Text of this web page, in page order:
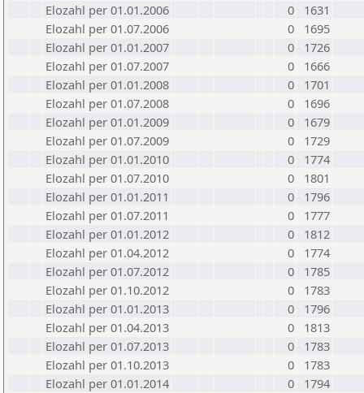
Elozahl per 01.01.2006
0
1631
Elozahl per 01.07.2006
0
1695
Elozahl per 01.01.2007
0
1726
Elozahl per 01.07.2007
0
1666
Elozahl per 01.01.2008
0
1701
Elozahl per 01.07.2008
0
1696
Elozahl per 01.01.2009
0
1679
Elozahl per 01.07.2009
0
1729
Elozahl per 01.01.2010
0
1774
Elozahl per 01.07.2010
0
1801
Elozahl per 01.01.2011
0
1796
Elozahl per 01.07.2011
0
1777
Elozahl per 01.01.2012
0
1812
Elozahl per 01.04.2012
0
1774
Elozahl per 01.07.2012
0
1785
Elozahl per 01.10.2012
0
1783
Elozahl per 01.01.2013
0
1796
Elozahl per 01.04.2013
0
1813
Elozahl per 01.07.2013
0
1783
Elozahl per 01.10.2013
0
1783
Elozahl per 01.01.2014
0
1794